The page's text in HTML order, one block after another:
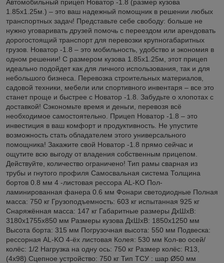
Автомобильный прицеп Новатор -1.8 (размер кузова
1.85х1.25м.) – это ваш надежный помощник в решении любых
транспортных задач! Представьте себе свободу: больше не
нужно уговаривать друзей помочь с переездом или арендовать
дорогостоящий транспорт для перевозки крупногабаритных
грузов. Новатор -1.8 – это мобильность, удобство и экономия в
одном решении! С размером кузова 1.85х1.25м, этот прицеп
идеально подойдет как для личного использования, так и для
небольшого бизнеса. Перевозка строительных материалов,
садовой техники, мебели или спортивного инвентаря – все это
станет проще и быстрее с Новатор -1.8. Забудьте о хлопотах с
доставкой! Сэкономьте время и деньги, перевозя всё
необходимое самостоятельно. Прицеп Новатор -1.8 – это
инвестиция в ваш комфорт и продуктивность. Не упустите
возможность стать обладателем этого универсального
помощника! Закажите свой Новатор -1.8 прямо сейчас и
ощутите всю выгоду от владения собственным прицепом.
Действуйте, количество ограничено! Тип рамы сварная из
трубы и гнутого профиля Самосвальная система Толщина
бортов 0.8 мм 4 -листовая рессора AL-KO Пол-
ламинированная фанера 0.6 мм Фонари светодиодные Полная
масса: 750 кг Грузоподъемность: 603 кг испытанная 925 кг
Снаряжённая масса: 147 кг Габаритные размеры ДхШхВ:
3180х1755х850 мм Размеры кузова ДхШхВ: 1850х1250 мм
Высота борта: 315 мм Погрузочная высота: 550 мм Подвеска:
рессорная AL-KO 4-ёх листовая Колея: 530 мм Кол-во осей/
колёс: 1/2 Нагрузка на одну ось: 750 кг Размер колёс: R13,
(4х98) Сцепное устройство: 750 кг Тип ТСУ : шар Ø50 мм